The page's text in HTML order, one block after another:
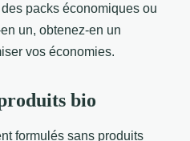
packs économiques ou
un, obtenez-en un
vos économies.
bio
formulés sans produits